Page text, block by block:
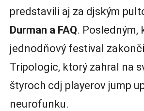
predstavili aj za djským
Durman a FAQ. Posledným,
jednodňový festival
Tripologic, ktorý zahral na
štyroch cdj playerov jump
neurofunku.